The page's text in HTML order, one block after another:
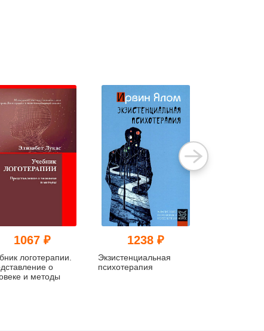
1067 ₽
логотерапии.
о
и методы
1238 ₽
Экзистенциальная
психотерапия